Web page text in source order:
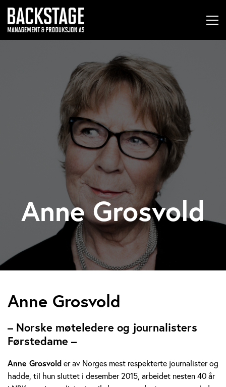
Anne Grosvold
A
n
n
e
Anne Grosvold
– Norske møteledere og journalisters
Førstedame –
Anne Grosvolder av Norges mest respekterte journalister og
hadde, til hun sluttet i desember 2015, arbeidet nesten 40 år